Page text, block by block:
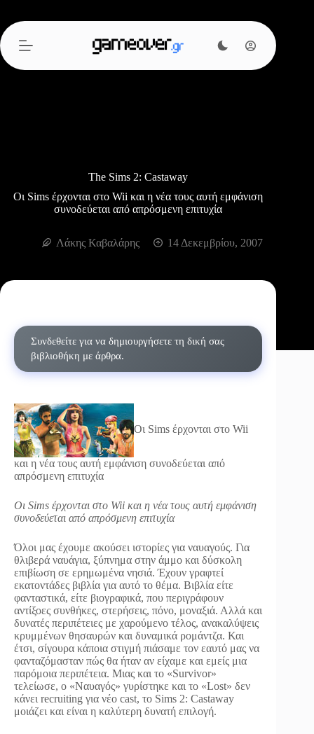
περιεχόμενο
The Sims 2: Castaway
Οι Sims έρχονται στο Wii και η νέα τους αυτή εμφάνιση
συνοδεύεται από απρόσμενη επιτυχία
Λάκης Καβαλάρης 14 Δεκεμβρίου, 2007
Συνδεθείτε για να δημιουργήσετε τη δική σας
βιβλιοθήκη με άρθρα.
Οι Sims έρχονται στο Wii
και η νέα τους αυτή εμφάνιση συνοδεύεται από
απρόσμενη επιτυχία
Οι Sims έρχονται στο Wii και η νέα τους αυτή εμφάνιση
συνοδεύεται από απρόσμενη επιτυχία
Όλοι μας έχουμε ακούσει ιστορίες για ναυαγούς. Για
θλιβερά ναυάγια, ξύπνημα στην άμμο και δύσκολη
επιβίωση σε ερημωμένα νησιά. Έχουν γραφτεί
εκατοντάδες βιβλία για αυτό το θέμα. Βιβλία είτε
φανταστικά, είτε βιογραφικά, που περιγράφουν
αντίξοες συνθήκες, στερήσεις, πόνο, μοναξιά. Αλλά και
δυνατές περιπέτειες με χαρούμενο τέλος, ανακαλύψεις
κρυμμένων θησαυρών και δυναμικά ρομάντζα. Και
έτσι, σίγουρα κάποια στιγμή πιάσαμε τον εαυτό μας να
φανταζόμασταν πώς θα ήταν αν είχαμε και εμείς μια
παρόμοια περιπέτεια. Μιας και το «Survivor»
τελείωσε, ο «Ναυαγός» γυρίστηκε και το «Lost» δεν
κάνει recruiting για νέο cast, το Sims 2: Castaway
μοιάζει και είναι η καλύτερη δυνατή επιλογή.